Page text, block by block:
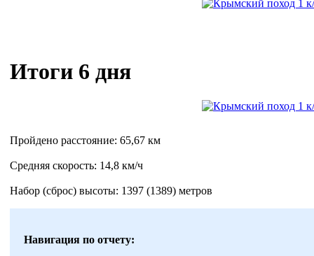
Итоги 6 дня
Пройдено расстояние: 65,67 км
Средняя скорость: 14,8 км/ч
Набор (сброс) высоты: 1397 (1389) метров
Навигация по отчету: